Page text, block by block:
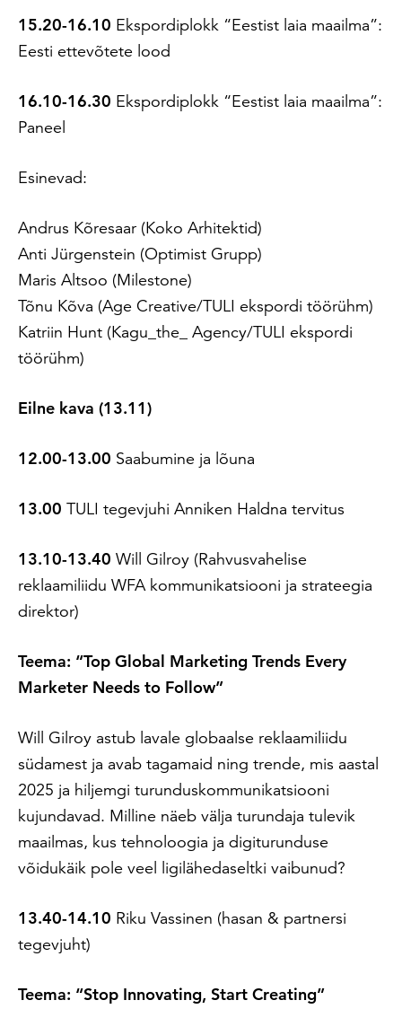
15.20-16.10 Ekspordiplokk “Eestist laia maailma”:
Eesti ettevõtete lood
16.10-16.30 Ekspordiplokk “Eestist laia maailma”:
Paneel
Esinevad:
Andrus Kõresaar (Koko Arhitektid)
Anti Jürgenstein (Optimist Grupp)
Maris Altsoo (Milestone)
Tõnu Kõva (Age Creative/TULI ekspordi töörühm)
Katriin Hunt (Kagu_the_ Agency/TULI ekspordi
töörühm)
Eilne kava (13.11)
12.00-13.00 Saabumine ja lõuna
13.00 TULI tegevjuhi Anniken Haldna tervitus
13.10-13.40 Will Gilroy (Rahvusvahelise
reklaamiliidu WFA kommunikatsiooni ja strateegia
direktor)
Teema: “Top Global Marketing Trends Every
Marketer Needs to Follow”
Will Gilroy astub lavale globaalse reklaamiliidu
südamest ja avab tagamaid ning trende, mis aastal
2025 ja hiljemgi turunduskommunikatsiooni
kujundavad. Milline näeb välja turundaja tulevik
maailmas, kus tehnoloogia ja digiturunduse
võidukäik pole veel ligilähedaseltki vaibunud?
13.40-14.10 Riku Vassinen (hasan & partnersi
tegevjuht)
Teema: “Stop Innovating, Start Creating”